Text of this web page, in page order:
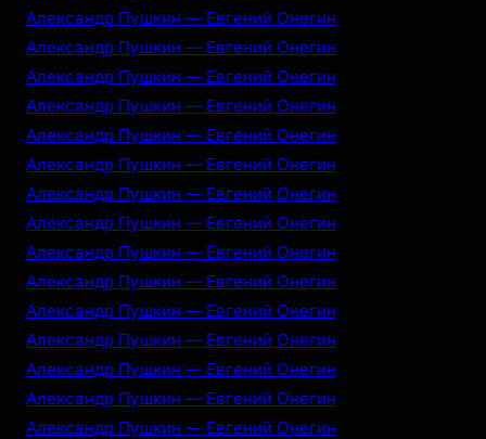
Александр Пушкин — Евгений Онегин
Александр Пушкин — Евгений Онегин
Александр Пушкин — Евгений Онегин
Александр Пушкин — Евгений Онегин
Александр Пушкин — Евгений Онегин
Александр Пушкин — Евгений Онегин
Александр Пушкин — Евгений Онегин
Александр Пушкин — Евгений Онегин
Александр Пушкин — Евгений Онегин
Александр Пушкин — Евгений Онегин
Александр Пушкин — Евгений Онегин
Александр Пушкин — Евгений Онегин
Александр Пушкин — Евгений Онегин
Александр Пушкин — Евгений Онегин
Александр Пушкин — Евгений Онегин